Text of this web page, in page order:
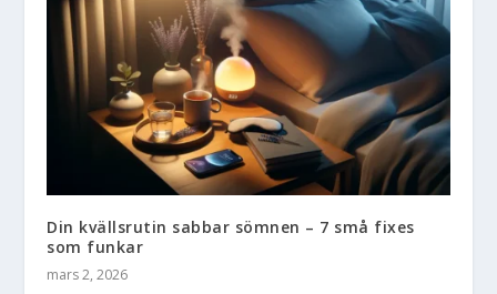
Din kvällsrutin sabbar sömnen – 7 små fixes
som funkar
mars 2, 2026